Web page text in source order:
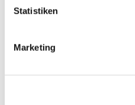
Statistiken
Marketing